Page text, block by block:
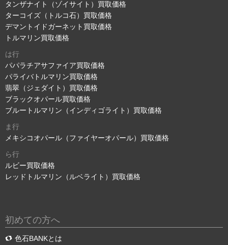
タンザナイト（ゾイサイト）買取価格
ターコイズ（トルコ石）買取価格
デマントイドガーネット買取価格
トルマリン買取価格
は行
パパラチアサファイア買取価格
パライバトルマリン買取価格
翡翠（ジェダイト）買取価格
ブラックオパール買取価格
ブルートルマリン（インディゴライト）買取価格
ま行
メキシコオパール（ファイヤーオパール）買取価格
ら行
ルビー買取価格
レッドトルマリン（ルベライト）買取価格
初めての方へ
色石BANKとは